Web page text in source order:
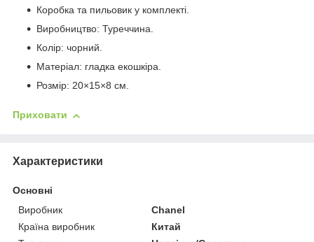
Коробка та пильовик у комплекті.
Виробництво: Туреччина.
Колір: чорний.
Матеріал: гладка екошкіра.
Розмір: 20×15×8 см.
Приховати
Характеристики
Основні
Виробник
Chanel
Країна виробник
Китай